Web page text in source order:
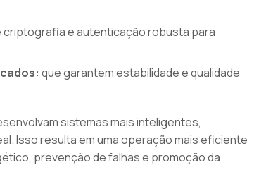
criptografia e autenticação robusta para
que garantem estabilidade e qualidade
sistemas mais inteligentes,
Isso resulta em uma operação mais eficiente
prevenção de falhas e promoção da